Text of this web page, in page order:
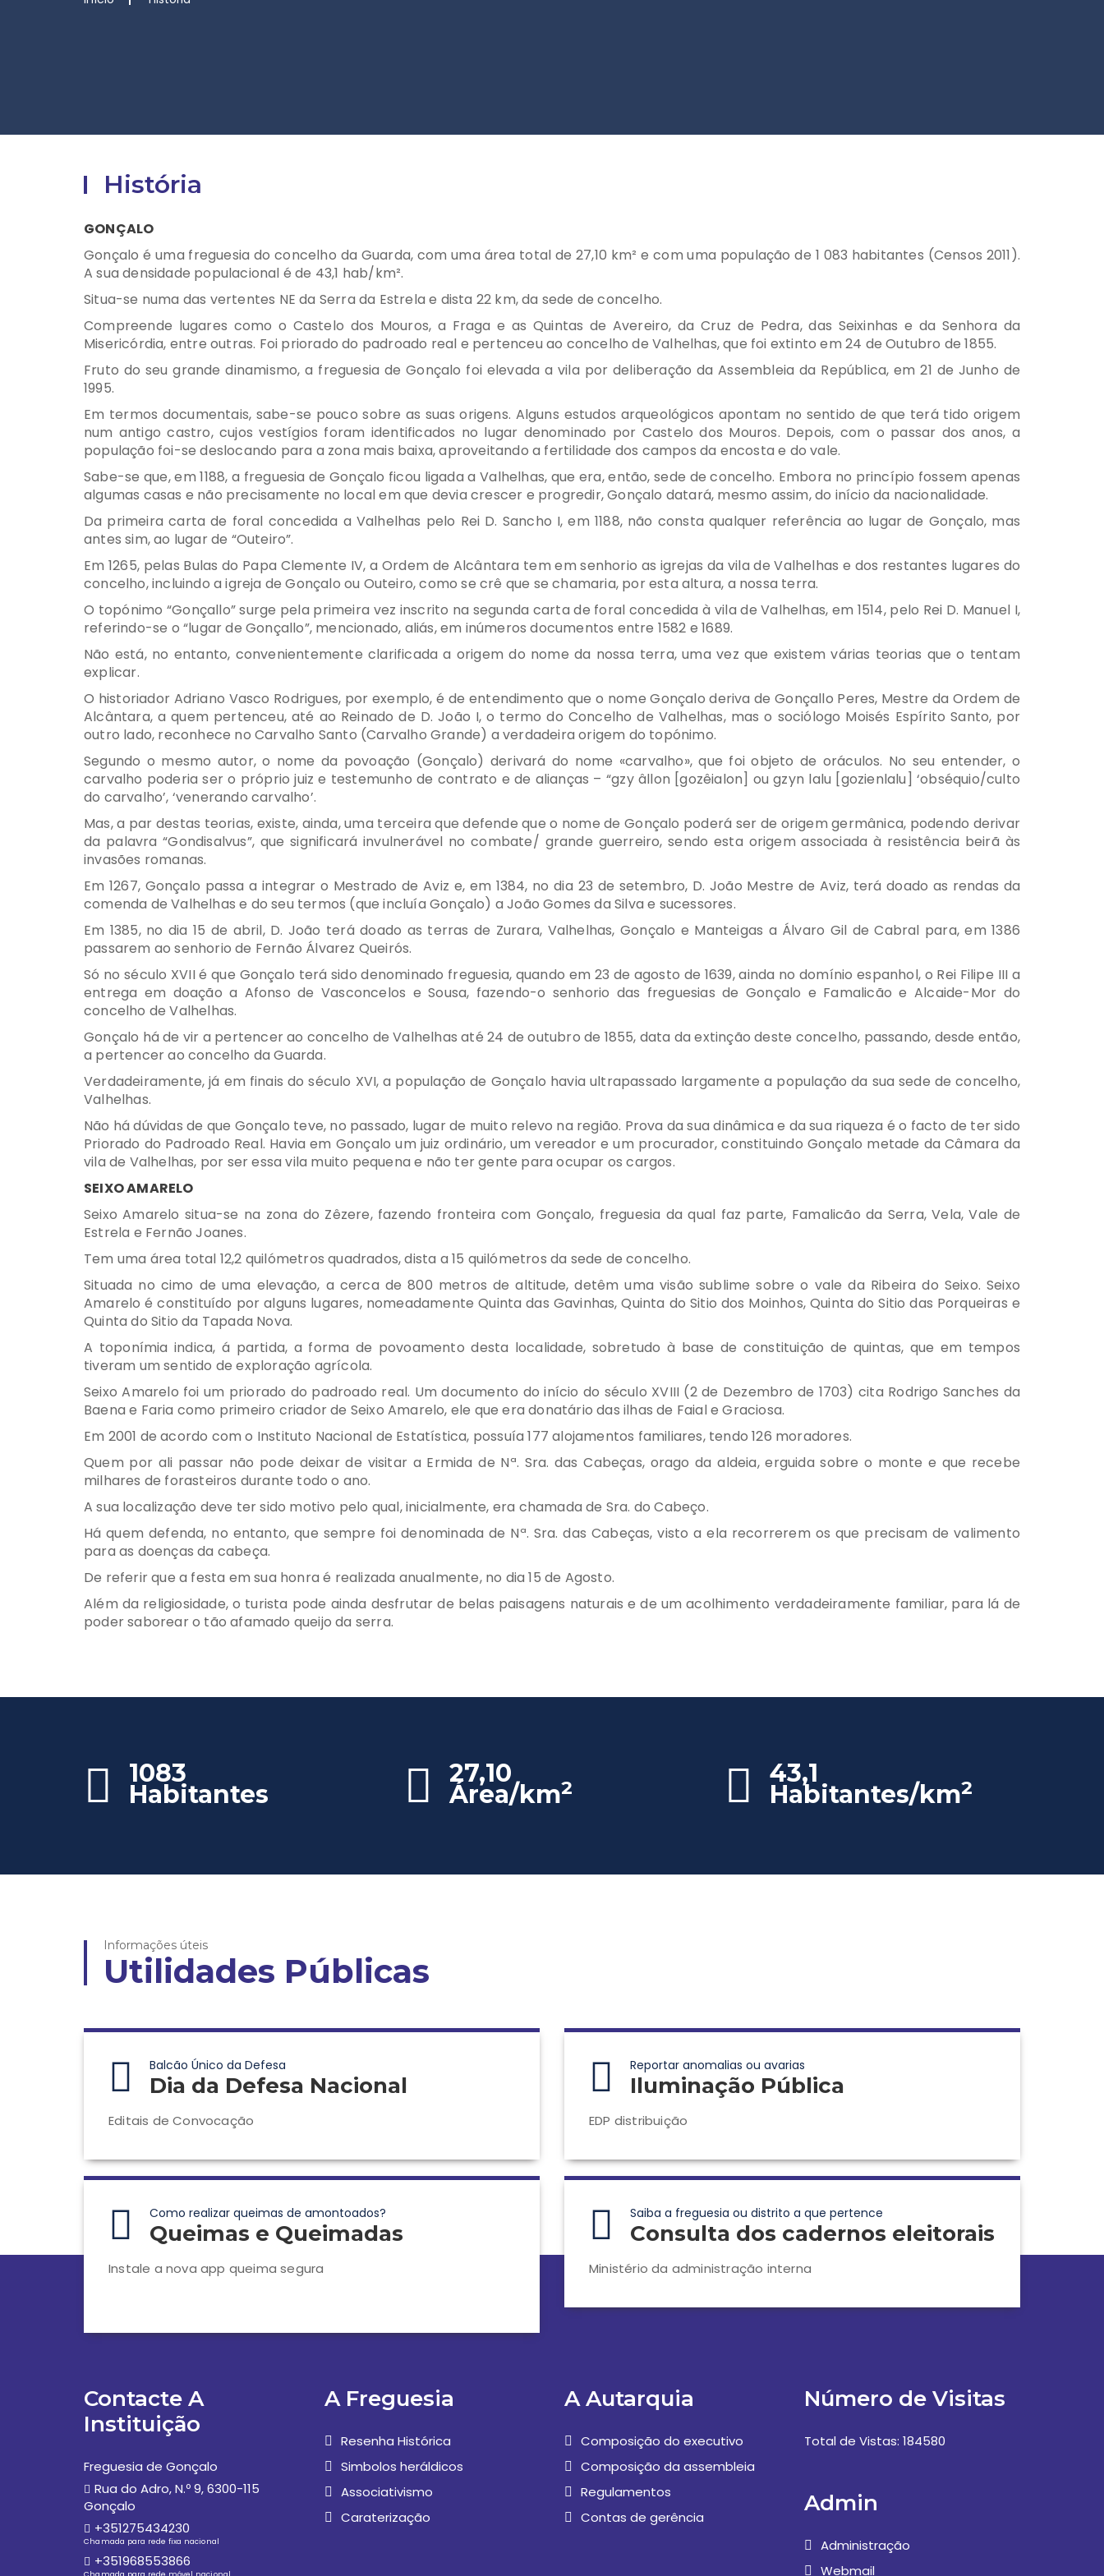
História
GONÇALO
Gonçalo é uma freguesia do concelho da Guarda, com uma área total de 27,10 km² e com uma população de 1 083 habitantes (Censos 2011).
A sua densidade populacional é de 43,1 hab/km².
Situa-se numa das vertentes NE da Serra da Estrela e dista 22 km, da sede de concelho.
Compreende lugares como o Castelo dos Mouros, a Fraga e as Quintas de Avereiro, da Cruz de Pedra, das Seixinhas e da Senhora da
Misericórdia, entre outras. Foi priorado do padroado real e pertenceu ao concelho de Valhelhas, que foi extinto em 24 de Outubro de 1855.
Fruto do seu grande dinamismo, a freguesia de Gonçalo foi elevada a vila por deliberação da Assembleia da República, em 21 de Junho de
1995.
Em termos documentais, sabe-se pouco sobre as suas origens. Alguns estudos arqueológicos apontam no sentido de que terá tido origem
num antigo castro, cujos vestígios foram identificados no lugar denominado por Castelo dos Mouros. Depois, com o passar dos anos, a
população foi-se deslocando para a zona mais baixa, aproveitando a fertilidade dos campos da encosta e do vale.
Sabe-se que, em 1188, a freguesia de Gonçalo ficou ligada a Valhelhas, que era, então, sede de concelho. Embora no princípio fossem apenas
algumas casas e não precisamente no local em que devia crescer e progredir, Gonçalo datará, mesmo assim, do início da nacionalidade.
Da primeira carta de foral concedida a Valhelhas pelo Rei D. Sancho I, em 1188, não consta qualquer referência ao lugar de Gonçalo, mas
antes sim, ao lugar de “Outeiro”.
Em 1265, pelas Bulas do Papa Clemente IV, a Ordem de Alcântara tem em senhorio as igrejas da vila de Valhelhas e dos restantes lugares do
concelho, incluindo a igreja de Gonçalo ou Outeiro, como se crê que se chamaria, por esta altura, a nossa terra.
O topónimo “Gonçallo” surge pela primeira vez inscrito na segunda carta de foral concedida à vila de Valhelhas, em 1514, pelo Rei D. Manuel I,
referindo-se o “lugar de Gonçallo”, mencionado, aliás, em inúmeros documentos entre 1582 e 1689.
Não está, no entanto, convenientemente clarificada a origem do nome da nossa terra, uma vez que existem várias teorias que o tentam
explicar.
O historiador Adriano Vasco Rodrigues, por exemplo, é de entendimento que o nome Gonçalo deriva de Gonçallo Peres, Mestre da Ordem de
Alcântara, a quem pertenceu, até ao Reinado de D. João I, o termo do Concelho de Valhelhas, mas o sociólogo Moisés Espírito Santo, por
outro lado, reconhece no Carvalho Santo (Carvalho Grande) a verdadeira origem do topónimo.
Segundo o mesmo autor, o nome da povoação (Gonçalo) derivará do nome «carvalho», que foi objeto de oráculos. No seu entender, o
carvalho poderia ser o próprio juiz e testemunho de contrato e de alianças – “gzy âllon [gozêialon] ou gzyn lalu [gozienlalu] ‘obséquio/culto
do carvalho’, ‘venerando carvalho’.
Mas, a par destas teorias, existe, ainda, uma terceira que defende que o nome de Gonçalo poderá ser de origem germânica, podendo derivar
da palavra “Gondisalvus”, que significará invulnerável no combate/ grande guerreiro, sendo esta origem associada à resistência beirã às
invasões romanas.
Em 1267, Gonçalo passa a integrar o Mestrado de Aviz e, em 1384, no dia 23 de setembro, D. João Mestre de Aviz, terá doado as rendas da
comenda de Valhelhas e do seu termos (que incluía Gonçalo) a João Gomes da Silva e sucessores.
Em 1385, no dia 15 de abril, D. João terá doado as terras de Zurara, Valhelhas, Gonçalo e Manteigas a Álvaro Gil de Cabral para, em 1386
passarem ao senhorio de Fernão Álvarez Queirós.
Só no século XVII é que Gonçalo terá sido denominado freguesia, quando em 23 de agosto de 1639, ainda no domínio espanhol, o Rei Filipe III a
entrega em doação a Afonso de Vasconcelos e Sousa, fazendo-o senhorio das freguesias de Gonçalo e Famalicão e Alcaide-Mor do
concelho de Valhelhas.
Gonçalo há de vir a pertencer ao concelho de Valhelhas até 24 de outubro de 1855, data da extinção deste concelho, passando, desde então,
a pertencer ao concelho da Guarda.
Verdadeiramente, já em finais do século XVI, a população de Gonçalo havia ultrapassado largamente a população da sua sede de concelho,
Valhelhas.
Não há dúvidas de que Gonçalo teve, no passado, lugar de muito relevo na região. Prova da sua dinâmica e da sua riqueza é o facto de ter sido
Priorado do Padroado Real. Havia em Gonçalo um juiz ordinário, um vereador e um procurador, constituindo Gonçalo metade da Câmara da
vila de Valhelhas, por ser essa vila muito pequena e não ter gente para ocupar os cargos.
SEIXO AMARELO
Seixo Amarelo situa-se na zona do Zêzere, fazendo fronteira com Gonçalo, freguesia da qual faz parte, Famalicão da Serra, Vela, Vale de
Estrela e Fernão Joanes.
Tem uma área total 12,2 quilómetros quadrados, dista a 15 quilómetros da sede de concelho.
Situada no cimo de uma elevação, a cerca de 800 metros de altitude, detêm uma visão sublime sobre o vale da Ribeira do Seixo. Seixo
Amarelo é constituído por alguns lugares, nomeadamente Quinta das Gavinhas, Quinta do Sitio dos Moinhos, Quinta do Sitio das Porqueiras e
Quinta do Sitio da Tapada Nova.
A toponímia indica, á partida, a forma de povoamento desta localidade, sobretudo à base de constituição de quintas, que em tempos
tiveram um sentido de exploração agrícola.
Seixo Amarelo foi um priorado do padroado real. Um documento do início do século XVIII (2 de Dezembro de 1703) cita Rodrigo Sanches da
Baena e Faria como primeiro criador de Seixo Amarelo, ele que era donatário das ilhas de Faial e Graciosa.
Em 2001 de acordo com o Instituto Nacional de Estatística, possuía 177 alojamentos familiares, tendo 126 moradores.
Quem por ali passar não pode deixar de visitar a Ermida de Nª. Sra. das Cabeças, orago da aldeia, erguida sobre o monte e que recebe
milhares de forasteiros durante todo o ano.
A sua localização deve ter sido motivo pelo qual, inicialmente, era chamada de Sra. do Cabeço.
Há quem defenda, no entanto, que sempre foi denominada de Nª. Sra. das Cabeças, visto a ela recorrerem os que precisam de valimento
para as doenças da cabeça.
De referir que a festa em sua honra é realizada anualmente, no dia 15 de Agosto.
Além da religiosidade, o turista pode ainda desfrutar de belas paisagens naturais e de um acolhimento verdadeiramente familiar, para lá de
poder saborear o tão afamado queijo da serra.
1083
Habitantes
27,10
Área/km2 43,1
Habitantes/km2
Informações úteis
Utilidades Públicas
Balcão Único da Defesa
Dia da Defesa Nacional
Editais de Convocação
Reportar anomalias ou avarias
Iluminação Pública
EDP distribuição
Como realizar queimas de amontoados?
Queimas e Queimadas
Instale a nova app queima segura
Saiba a freguesia ou distrito a que pertence
Consulta dos cadernos eleitorais
Ministério da administração interna
Contacte A
Instituição
Freguesia de Gonçalo
Rua do Adro, N.º 9, 6300-115
Gonçalo
+351275434230
Chamada para rede fixa nacional
+351968553866
A Freguesia
Resenha Histórica
Simbolos heráldicos
Associativismo
Caraterização
A Autarquia
Composição do executivo
Composição da assembleia
Regulamentos
Contas de gerência
Número de Visitas
Total de Vistas: 184580
Admin
Administração
Webmail